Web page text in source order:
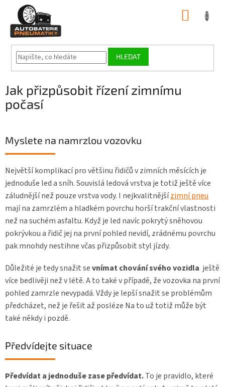
obsah
HLEDAT
Jak přizpůsobit řízení zimnímu
počasí
Myslete na namrzlou vozovku
Největší komplikací pro většinu řidičů v zimních měsících je
jednoduše led a sníh. Souvislá ledová vrstva je totiž ještě více
záludnější než pouze vrstva vody. I nejkvalitnějšízimní pneu
mají na zamrzlém a hladkém povrchu horší trakční vlastnosti
než na suchém asfaltu. Když je led navíc pokrytý sněhovou
pokrývkou a řidič jej na první pohled nevidí, zrádnému povrchu
pak mnohdy nestihne včas přizpůsobit styl jízdy.
Důležité je tedy snažit sevnímat chování svého vozidla ještě
více bedlivěji než v létě. A to také v případě, že vozovka na první
pohled zamrzle nevypadá. Vždy je lepší snažit se problémům
předcházet, než je řešit až posléze Na to už totiž může být
také někdy i pozdě.
Předvídejte situace
Předvídat a jednoduše zase předvídat.To je pravidlo, které